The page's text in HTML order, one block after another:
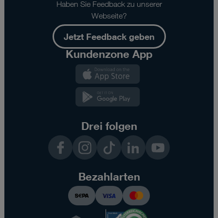
Haben Sie Feedback zu unserer
Webseite?
Jetzt Feedback geben
Kundenzone App
Drei folgen
InstagramTikTok LinkedInYouTube
Bezahlarten